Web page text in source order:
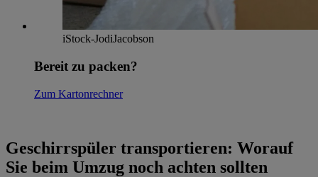
iStock-JodiJacobson
Bereit zu packen?
Zum Kartonrechner
Geschirrspüler transportieren: Worauf
Sie beim Umzug noch achten sollten